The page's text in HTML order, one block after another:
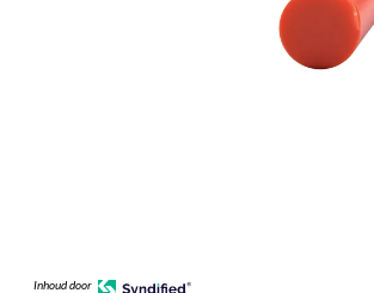
Inhoud door